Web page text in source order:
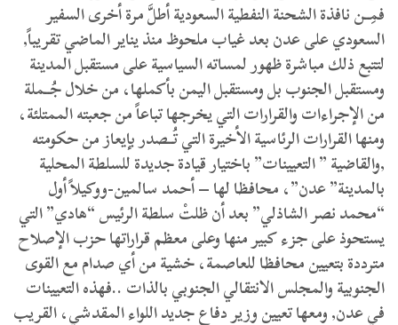
فمِــن نافذة الشحنة النفطية السعودية أطلَّ مرة أخرى السفير
السعودي على عدن بعد غياب ملحوظ منذ يناير الماضي تقريباً,
لتتبع ذلك مباشرة ظهور لمساته السياسية على مستقبل المدينة
ومستقبل الجنوب بل ومستقبل اليمن بأكملها، من خلال جُــملة
من الإجراءات والقرارات التي يخرجها تباعاً من جعبته الممتلئة،
ومنها القرارات الرئاسية الأخيرة التي تُــصدر بإيعاز من حكومته
,والقاضية ” التعيينات” باختيار قيادة جديدة للسلطة المحلية
بالمدينة” عدن”، محافظا لها – أحمد سالمين-ووكيلاً أول
“محمد نصر الشاذلي” بعد أن ظلتْ سلطة الرئيس “هادي” التي
يستحوذ على جزء كبير منها وعلى معظم قراراتها حزب الإصلاح
مترددة بتعيين محافظا للعاصمة، خشية من أي صدام مع القوى
الجنوبية والمجلس الانتقالي الجنوبي بالذات ..فهذه التعيينات
في عدن, ومعها تعيين وزير دفاع جديد اللواء المقدشي، القريب